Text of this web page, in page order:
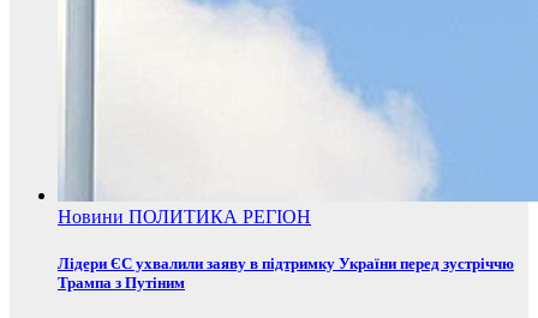
Новини ПОЛИТИКА РЕГІОН
Лідери ЄС ухвалили заяву в підтримку України перед зустріччю
Трампа з Путіним